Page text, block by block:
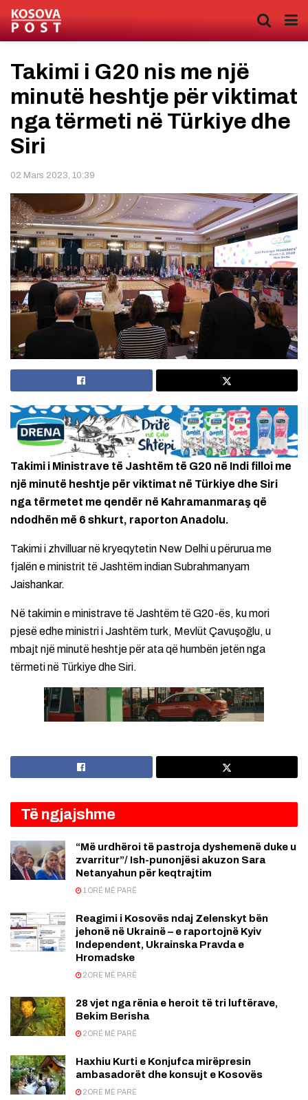
Takimi i G20 nis me një
minutë heshtje për viktimat
nga tërmeti në Türkiye dhe
Siri
02 Mars 2023, 10:39
Takimi i Ministrave të Jashtëm të G20 në Indi filloi me
një minutë heshtje për viktimat në Türkiye dhe Siri
nga tërmetet me qendër në Kahramanmaraş që
ndodhën më 6 shkurt, raporton Anadolu.
Takimi i zhvilluar në kryeqytetin New Delhi u përurua me
fjalën e ministrit të Jashtëm indian Subrahmanyam
Jaishankar.
Në takimin e ministrave të Jashtëm të G20-ës, ku mori
pjesë edhe ministri i Jashtëm turk, Mevlüt Çavuşoğlu, u
mbajt një minutë heshtje për ata që humbën jetën nga
tërmeti në Türkiye dhe Siri.
Të ngjajshme
“Më urdhëroi të pastroja dyshemenë duke u
zvarritur”/ Ish-punonjësi akuzon Sara
Netanyahun për keqtrajtim
1 ORË MË PARË
Reagimi i Kosovës ndaj Zelenskyt bën
jehonë në Ukrainë – e raportojnë Kyiv
Independent, Ukrainska Pravda e
Hromadske
2 ORË MË PARË
28 vjet nga rënia e heroit të tri luftërave,
Bekim Berisha
2 ORË MË PARË
Haxhiu Kurti e Konjufca mirëpresin
ambasadorët dhe konsujt e Kosovës
2 ORË MË PARË